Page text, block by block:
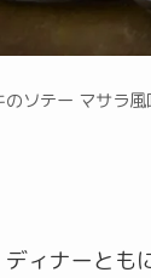
のソテー マサラ風
ィナーとも